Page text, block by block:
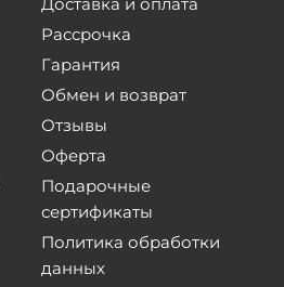
Рассрочка
Гарантия
Обмен и возврат
Отзывы
Оферта
Подарочные
сертификаты
Политика обработки
данных